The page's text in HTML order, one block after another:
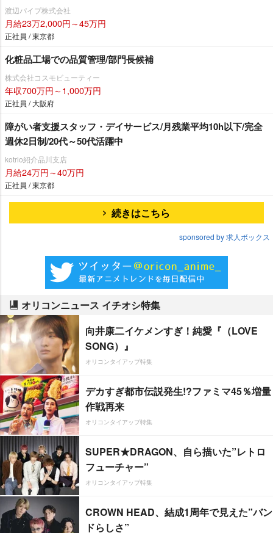
渡辺パイプ株式会社
月給23万2,000円～45万円
正社員 / 東京都
化粧品工場での品質管理/部門長候補
株式会社コスモビューティー
年収700万円～1,000万円
正社員 / 大阪府
障がい者支援スタッフ・デイサービス/月残業平均10h以下/完全
週休2日制/20代～50代活躍中
kotrio紹介品川支店
月給24万円～40万円
正社員 / 東京都
続きはこちら
sponsored by 求人ボックス
オリコンニュース イチオシ特集
向井康二イケメンすぎ！純愛『（LOVE
SONG）』
オリコンタイアップ特集
デカすぎ都市伝説発生!?ファミマ45％増量
作戦再来
オリコンタイアップ特集
SUPER★DRAGON、自ら描いた”レトロ
フューチャー”
オリコンタイアップ特集
CROWN HEAD、結成1周年で見えた”バン
ドらしさ”